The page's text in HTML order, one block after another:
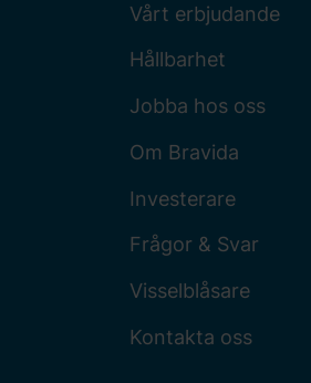
Vårt erbjudande
Hållbarhet
Jobba hos oss
Om Bravida
Investerare
Frågor & Svar
Visselblåsare
Kontakta oss